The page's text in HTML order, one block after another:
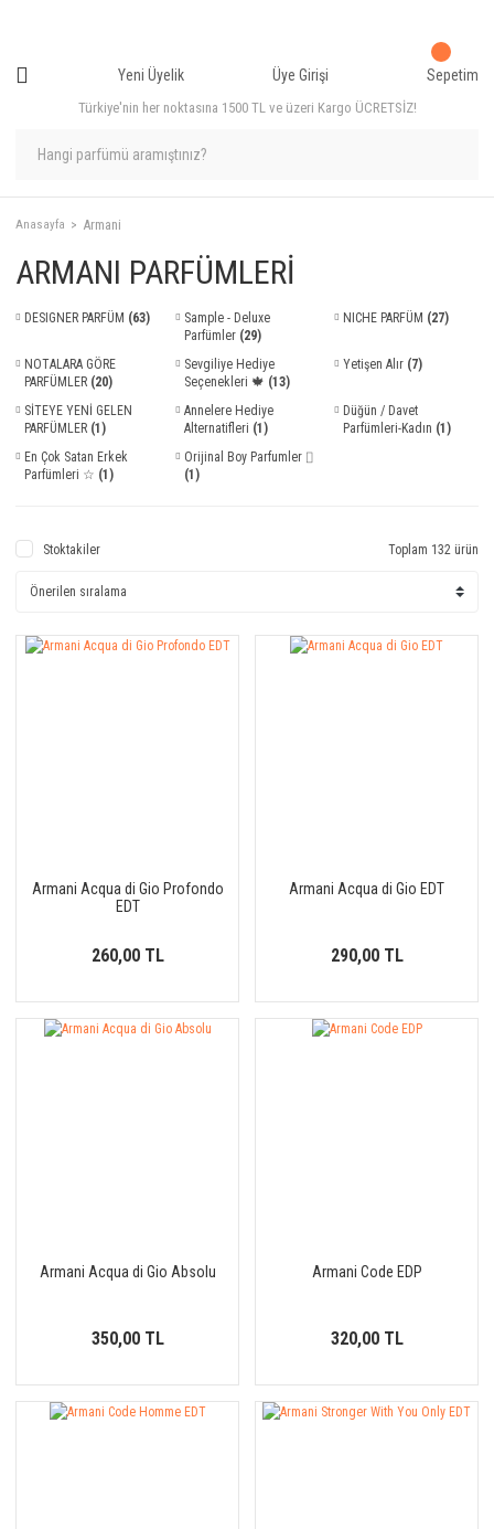
Türkiye'nin her noktasına 1500 TL ve üzeri Kargo ÜCRETSİZ!
Yeni Üyelik Üye Girişi Sepetim
Anasayfa Armani
ARMANI PARFÜMLERİ
DESIGNER PARFÜM (63)
Sample - Deluxe
Parfümler (29)
NICHE PARFÜM (27)
NOTALARA GÖRE
PARFÜMLER (20)
Sevgiliye Hediye
Seçenekleri 🍁 (13)
Yetişen Alır (7)
SİTEYE YENİ GELEN
PARFÜMLER (1)
Annelere Hediye
Alternatifleri (1)
Düğün / Davet
Parfümleri-Kadın (1)
En Çok Satan Erkek
Parfümleri ☆ (1)
Orijinal Boy Parfumler ⌷
(1)
Stoktakiler Toplam 132 ürün
Armani Acqua di Gio Profondo
EDT
260,00 TL
Armani Acqua di Gio EDT
290,00 TL
Armani Acqua di Gio Absolu
350,00 TL
Armani Code EDP
320,00 TL